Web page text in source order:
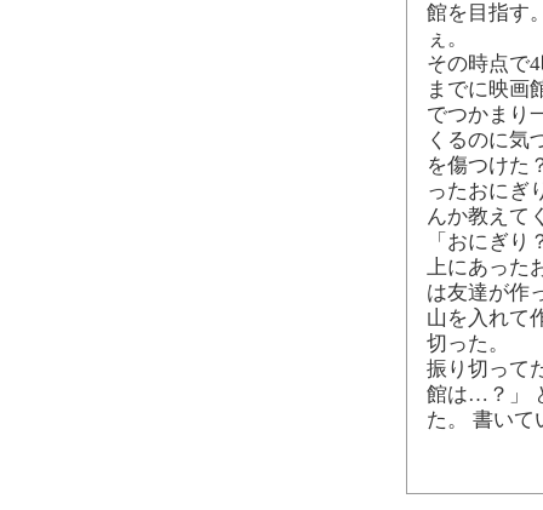
館を目指す
ぇ。
その時点で
までに映画
でつかまり
くるのに気
を傷つけた
ったおにぎ
んか教えて
「おにぎ
上にあった
は友達が作
山を入れて
切った。
振り切って
館は…？」
た。 書いて